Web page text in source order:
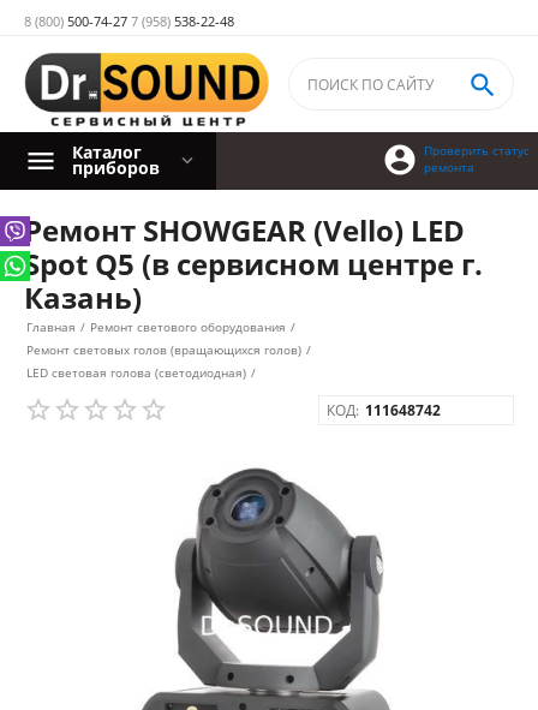
8 (800) 500-74-27 7 (958) 538-22-48
Проверить статус
ремонта


Каталог
приборов
Ремонт SHOWGEAR (Vello) LED
Spot Q5 (в сервисном центре г.
Казань)
Главная / Ремонт светового оборудования /
Ремонт световых голов (вращающихся голов) /
LED световая голова (светодиодная) /
КОД: 111648742